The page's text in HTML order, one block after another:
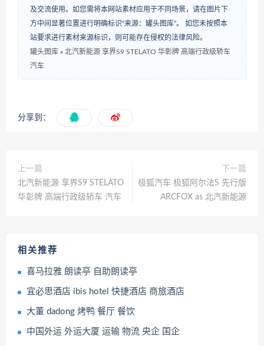
及交流使用。如您需将本网站素材应用于不同场景，请在图片下
方中间显著位置进行明确标识“来源：罐头图库”。 如您未按照本
站要求进行素材来源标识，则可能存在侵权的法律风险。
罐头图库 » 北汽新能源 享界S9 STELATO 华彰牌 高端行政级轿车
汽车
分享到：
上一篇
北汽新能源 享界S9 STELATO
华彰牌 高端行政级轿车 汽车
下一篇
极狐汽车 极狐阿尔法S 先行版
ARCFOX as 北汽新能源
相关推荐
喜马拉雅 朗读亭 自助朗读亭
宜必思酒店 ibis hotel 快捷酒店 商旅酒店
大董 dadong 烤鸭 餐厅 餐饮
中国外运 外运大厦 运输 物流 央企 国企